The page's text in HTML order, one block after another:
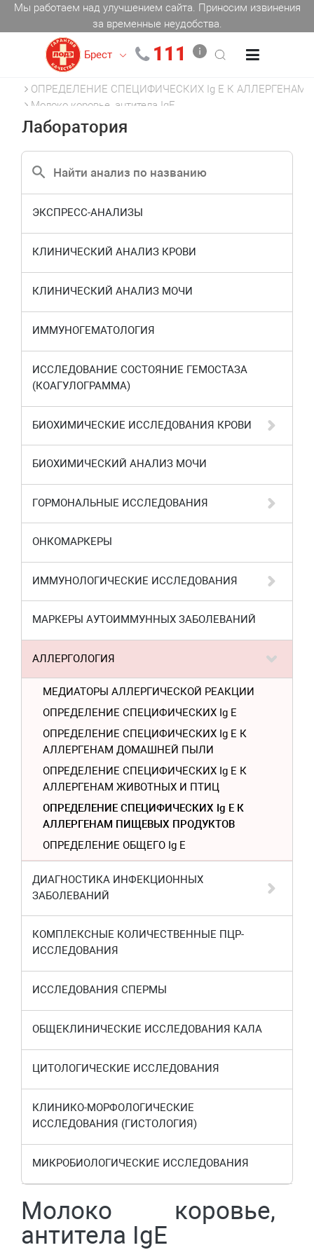
Мы работаем над улучшением сайта. Приносим извинения
за временные неудобства.
Брест 111
Главная
АЛЛЕРГОЛОГИЯ
ОПРЕДЕЛЕНИЕ СПЕЦИФИЧЕСКИХ Ig E К
Молоко коровье, антитела IgE
Лаборатория
ЭКСПРЕСС-АНАЛИЗЫ
КЛИНИЧЕСКИЙ АНАЛИЗ КРОВИ
КЛИНИЧЕСКИЙ АНАЛИЗ МОЧИ
ИММУНОГЕМАТОЛОГИЯ
ИССЛЕДОВАНИЕ СОСТОЯНИЕ ГЕМОСТАЗА
(КОАГУЛОГРАММА)
БИОХИМИЧЕСКИЕ ИССЛЕДОВАНИЯ КРОВИ
БИОХИМИЧЕСКИЙ АНАЛИЗ МОЧИ
ГОРМОНАЛЬНЫЕ ИССЛЕДОВАНИЯ
ОНКОМАРКЕРЫ
ИММУНОЛОГИЧЕСКИЕ ИССЛЕДОВАНИЯ
МАРКЕРЫ АУТОИММУННЫХ ЗАБОЛЕВАНИЙ
АЛЛЕРГОЛОГИЯ
МЕДИАТОРЫ АЛЛЕРГИЧЕСКОЙ РЕАКЦИИ
ОПРЕДЕЛЕНИЕ СПЕЦИФИЧЕСКИХ Ig E
ОПРЕДЕЛЕНИЕ СПЕЦИФИЧЕСКИХ Ig E К
АЛЛЕРГЕНАМ ДОМАШНЕЙ ПЫЛИ
ОПРЕДЕЛЕНИЕ СПЕЦИФИЧЕСКИХ Ig E К
АЛЛЕРГЕНАМ ЖИВОТНЫХ И ПТИЦ
ОПРЕДЕЛЕНИЕ СПЕЦИФИЧЕСКИХ Ig E К
АЛЛЕРГЕНАМ ПИЩЕВЫХ ПРОДУКТОВ
ОПРЕДЕЛЕНИЕ ОБЩЕГО Ig Е
ДИАГНОСТИКА ИНФЕКЦИОННЫХ
ЗАБОЛЕВАНИЙ
КОМПЛЕКСНЫЕ КОЛИЧЕСТВЕННЫЕ ПЦР-
ИССЛЕДОВАНИЯ
ИССЛЕДОВАНИЯ СПЕРМЫ
ОБЩЕКЛИНИЧЕСКИЕ ИССЛЕДОВАНИЯ КАЛА
ЦИТОЛОГИЧЕСКИЕ ИССЛЕДОВАНИЯ
КЛИНИКО-МОРФОЛОГИЧЕСКИЕ
ИССЛЕДОВАНИЯ (ГИСТОЛОГИЯ)
МИКРОБИОЛОГИЧЕСКИЕ ИССЛЕДОВАНИЯ
Молоко коровье,
антитела IgE